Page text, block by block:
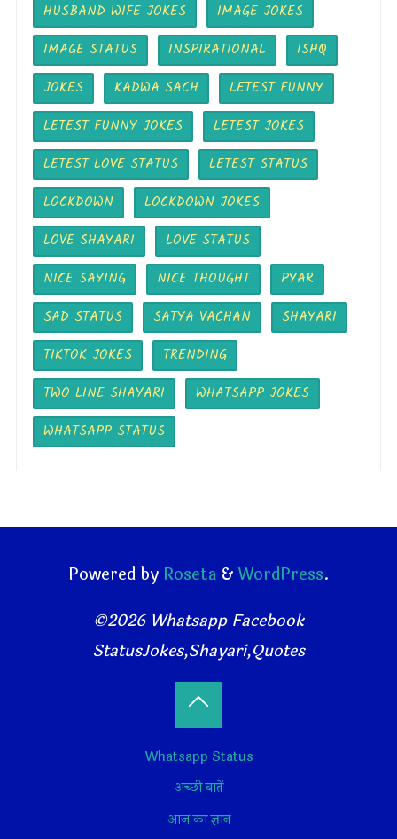
HUSBAND WIFE JOKES
IMAGE JOKES
IMAGE STATUS
INSPIRATIONAL
ISHQ
JOKES
KADWA SACH
LETEST FUNNY
LETEST FUNNY JOKES
LETEST JOKES
LETEST LOVE STATUS
LETEST STATUS
LOCKDOWN
LOCKDOWN JOKES
LOVE SHAYARI
LOVE STATUS
NICE SAYING
NICE THOUGHT
PYAR
SAD STATUS
SATYA VACHAN
SHAYARI
TIKTOK JOKES
TRENDING
TWO LINE SHAYARI
WHATSAPP JOKES
WHATSAPP STATUS
Powered byRoseta & WordPress.
©2026 Whatsapp Facebook
StatusJokes,Shayari,Quotes
Whatsapp Status
अच्छी बातें
आज का ज्ञान
Back
to
Top